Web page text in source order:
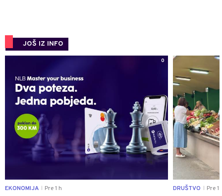
JOŠ IZ INFO
0
EKONOMIJA Pre 1 h DRUŠTVO Pre 1